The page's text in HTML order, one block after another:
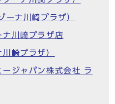
ーナ川崎プラザ）
川崎プラザ店
崎プラザ）
ジャパン株式会社 ラ